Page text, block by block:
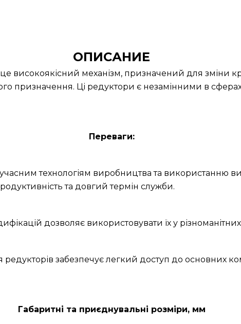
ОПИСАНИЕ
високоякісний механізм, призначений для зміни
призначення. Ці редуктори є незамінними в
Переваги:
технологіям виробництва та використанню
та довгий термін служби.
дозволяє використовувати їх у
редукторів забезпечує легкий доступ до основних
Габаритні та приєднувальні розміри, мм